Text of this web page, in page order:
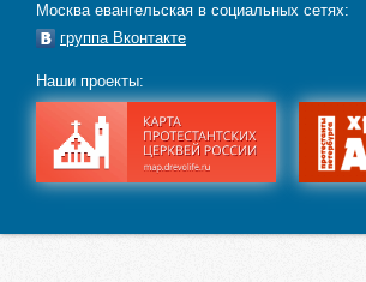
Москва евангельская в социальных сетях:
группа Вконтакте
Наши проекты: